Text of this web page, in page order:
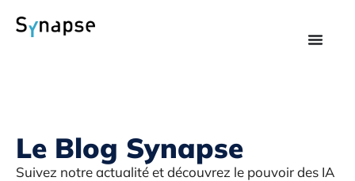
Le Blog Synapse
Suivez notre actualité et découvrez le pouvoir des IA